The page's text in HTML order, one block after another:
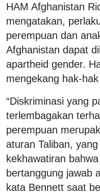
HAM Afghanistan
mengatakan,
perempuan dan
Afghanistan dapat
apartheid gender.
mengekang hak-
“Diskriminasi yang
terlembagakan
perempuan
aturan Taliban,
kekhawatiran
bertanggung jawab
kata Bennett saat